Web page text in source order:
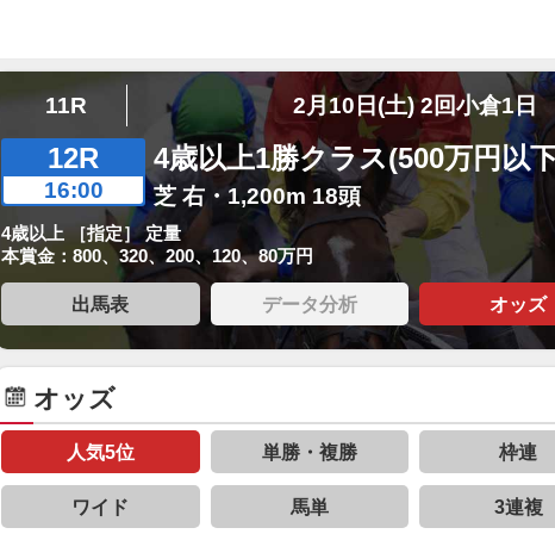
11R 2月10日(土) 2回小倉1日
12R
16:00
4歳以上1勝クラス(500万円以
芝 右・1,200m 18頭
4歳以上 ［指定］ 定量
本賞金：800、320、200、120、80万円
出馬表 データ分析 オッズ
オッズ
人気5位 単勝・複勝 枠連
ワイド 馬単 3連複